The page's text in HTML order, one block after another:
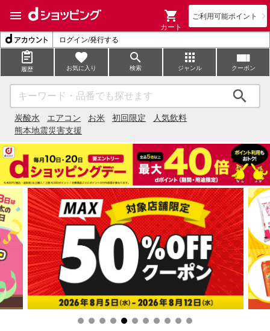
ご利用可能ポイント
カート
ログイン/発行する
履歴 お気に入り 検索 ジャンル クーポン
炭酸水 エアコン お米 初回限定
人気飲料
熊本地震災害支援